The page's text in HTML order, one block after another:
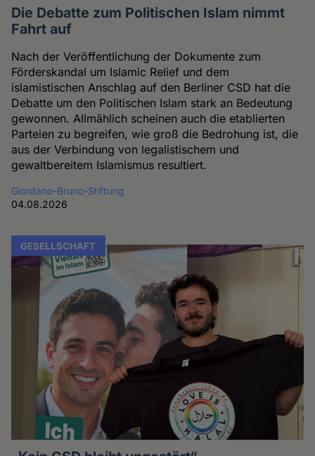
Die Debatte zum Politischen Islam nimmt
Fahrt auf
Nach der Veröffentlichung der Dokumente zum
Förderskandal um Islamic Relief und dem
islamistischen Anschlag auf den Berliner CSD hat die
Debatte um den Politischen Islam stark an Bedeutung
gewonnen. Allmählich scheinen auch die etablierten
Parteien zu begreifen, wie groß die Bedrohung ist, die
aus der Verbindung von legalistischem und
gewaltbereitem Islamismus resultiert.
Giordano-Bruno-Stiftung
04.08.2026
GESELLSCHAFT